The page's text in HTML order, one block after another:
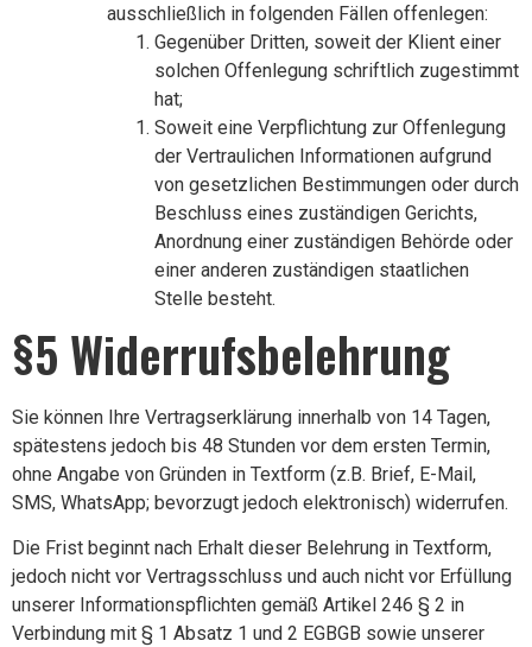
ausschließlich in folgenden Fällen offenlegen:
Gegenüber Dritten, soweit der Klient einer
solchen Offenlegung schriftlich zugestimmt
hat;
Soweit eine Verpflichtung zur Offenlegung
der Vertraulichen Informationen aufgrund
von gesetzlichen Bestimmungen oder durch
Beschluss eines zuständigen Gerichts,
Anordnung einer zuständigen Behörde oder
einer anderen zuständigen staatlichen
Stelle besteht.
§5 Widerrufsbelehrung
Sie können Ihre Vertragserklärung innerhalb von 14 Tagen,
spätestens jedoch bis 48 Stunden vor dem ersten Termin,
ohne Angabe von Gründen in Textform (z.B. Brief, E-Mail,
SMS, WhatsApp; bevorzugt jedoch elektronisch) widerrufen.
Die Frist beginnt nach Erhalt dieser Belehrung in Textform,
jedoch nicht vor Vertragsschluss und auch nicht vor Erfüllung
unserer Informationspflichten gemäß Artikel 246 § 2 in
Verbindung mit § 1 Absatz 1 und 2 EGBGB sowie unserer